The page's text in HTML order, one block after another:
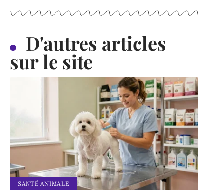
D'autres articles
sur le site
SANTÉ ANIMALE